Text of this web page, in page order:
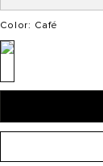
Color: Café